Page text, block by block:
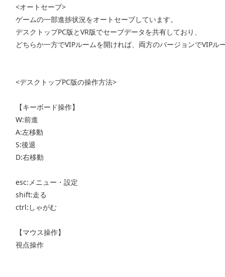
<オートセーブ>
ゲームの一部進捗状況をオートセーブしています。
デスクトップPC版とVR版でセーブデータを共有しており、
どちらか一方でVIPルームを開ければ、両方のバージョンでVIPル
<デスクトップPC版の操作方法>
【キーボード操作】
W:前進
A:左移動
S:後退
D:右移動
esc:メニュー・設定
shift:走る
ctrl:しゃがむ
【マウス操作】
視点操作